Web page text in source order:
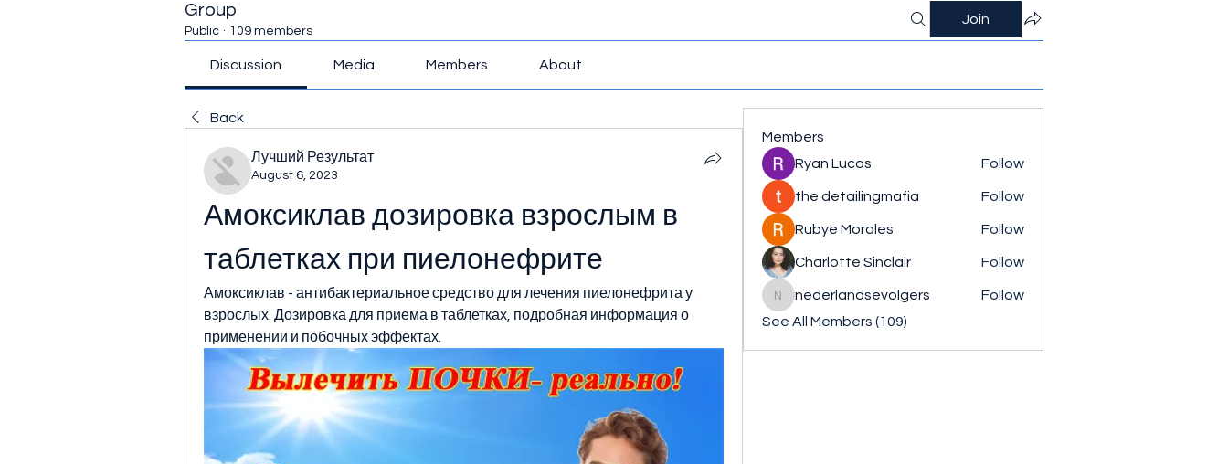
Group
Public · 109 members
Join
Discussion Media Members About
Back
Лучший Результат
August 6, 2023
Амоксиклав дозировка взрослым в
таблетках при пиелонефрите
Амоксиклав - антибактериальное средство для лечения пиелонефрита у
взрослых. Дозировка для приема в таблетках, подробная информация о
применении и побочных эффектах.
Members
Ryan Lucas
Follow
the detailingmafia Follow
Rubye Morales Follow
Charlotte Sinclair Follow
nederlandsevolgers
nederlandsevolgers
Follow
See All Members (109)